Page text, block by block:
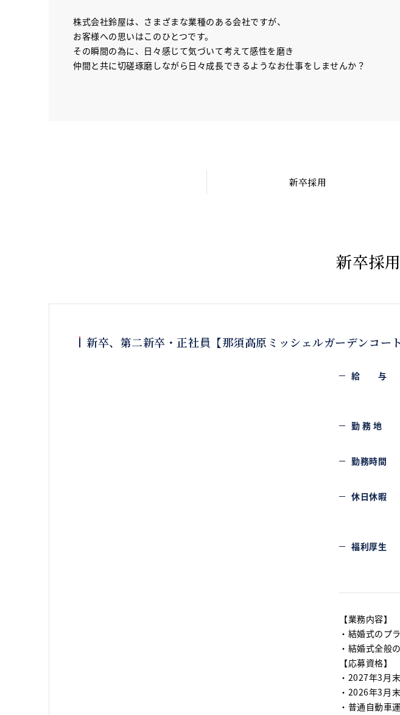
株式会社鈴屋は、さまざまな業種のある会社ですが、
お客様への思いはこのひとつです。
その瞬間の為に、日々感じて気づいて考えて感性を磨き
仲間と共に切磋琢磨しながら日々成長できるようなお仕事をしませんか？
新卒採用
新卒採用
新卒、第二新卒・正社員【那須高原ミッシェルガーデンコー
給 与
勤 務 地
勤務時間
休日休暇
福利厚生
【業務内容】
・結婚式のプ
・結婚式全般
【応募資格】
・2027年3月
・2026年3月
・普通自動車